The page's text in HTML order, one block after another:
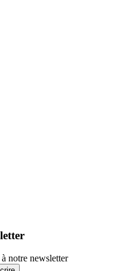
notre newsletter